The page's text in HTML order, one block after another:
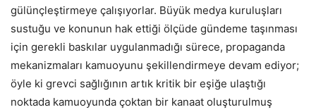
gülünçleştirmeye çalışıyorlar. Büyük medya kuruluşları
sustuğu ve konunun hak ettiği ölçüde gündeme taşınması
için gerekli baskılar uygulanmadığı sürece, propaganda
mekanizmaları kamuoyunu şekillendirmeye devam ediyor;
öyle ki grevci sağlığının artık kritik bir eşiğe ulaştığı
noktada kamuoyunda çoktan bir kanaat oluşturulmuş